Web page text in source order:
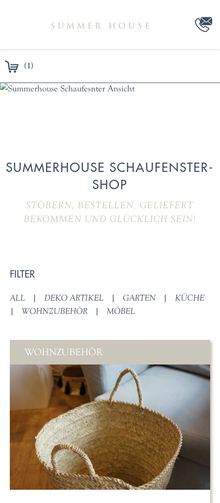
(1)
SUMMERHOUSE SCHAUFENSTER-
SHOP
STÖBERN, BESTELLEN, GELIEFERT
BEKOMMEN UND GLÜCKLICH SEIN!
FILTER
ALL | DEKO ARTIKEL | GARTEN |
KÜCHE
|
WOHNZUBEHÖR | MÖBEL
WOHNZUBEHÖR